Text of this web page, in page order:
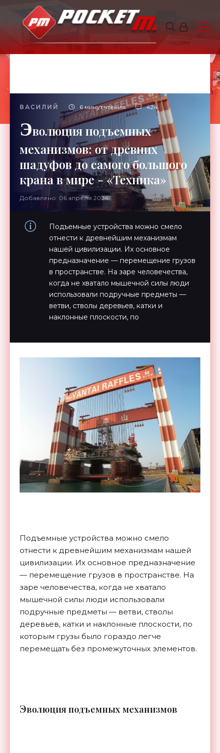
ВАСИЛИЙ 6 минут чтения 424
Эволюция подъемных
механизмов: от древних
шадуфов до самого большого
крана в мире - «Техника»
Добавлено: 06 апреля 2024
Подъемные устройства можно смело
отнести к древнейшим механизмам
нашей цивилизации. Их основное
предназначение — перемещение грузов
в пространстве. На заре человечества,
когда не хватало мышечной силы люди
использовали подручные предметы —
ветви, стволы деревьев, катки и
наклонные плоскости, по
Подъемные устройства можно смело
отнести к древнейшим механизмам нашей
цивилизации. Их основное предназначение
— перемещение грузов в пространстве. На
заре человечества, когда не хватало
мышечной силы люди использовали
подручные предметы — ветви, стволы
деревьев, катки и наклонные плоскости, по
которым грузы было гораздо легче
перемещать без промежуточных элементов.
Эволюция подъемных механизмов